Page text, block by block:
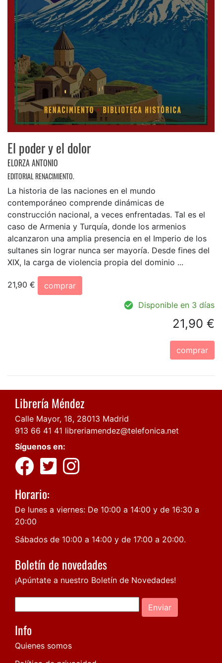
El poder y el dolor
ELORZA ANTONIO
EDITORIAL RENACIMIENTO.
La historia de las naciones en el mundo
contemporáneo comprende dinámicas de
construcción nacional, a veces enfrentadas. Tal es el
caso de Armenia y Turquía, donde los armenios
alcanzaron una amplia presencia en el Imperio de los
sultanes sin lograr nunca ser mayoría. Desde fines del
XIX, la carga de violencia propia del dominio ...
21,90 €
comprar
Disponible en 3 días
21,90 €
comprar
Librería Méndez
Calle Mayor, 18, 28013 Madrid
913 66 41 41 libreriamendez@telefonica.net
Síguenos en:
Horario:
De lunes a viernes: De 10:00 a 14:00 y de 16:30 a
20:00
Sábados de 10:00 a 14:00 y de 17:00 a 20:00.
Boletín de novedades
¡Apúntate a nuestro Boletín de Novedades!
Enviar
Info
Quienes somos